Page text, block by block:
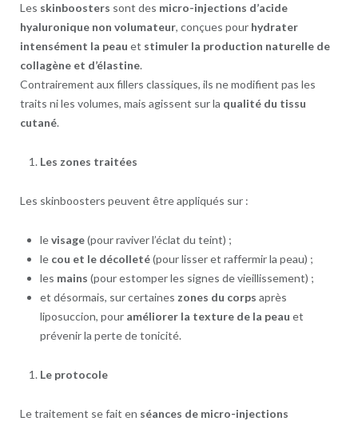
Les skinboosters sont des micro-injections d’acide
hyaluronique non volumateur, conçues pour hydrater
intensément la peau et stimuler la production naturelle de
collagène et d’élastine.
Contrairement aux fillers classiques, ils ne modifient pas les
traits ni les volumes, mais agissent sur la qualité du tissu
cutané.
Les zones traitées
Les skinboosters peuvent être appliqués sur :
levisage(pour raviver l’éclat du teint) ;
le cou et le décolleté(pour lisser et raffermir la peau) ;
les mains (pour estomper les signes de vieillissement) ;
et désormais, sur certaines zones du corps après
liposuccion, pour améliorer la texture de la peau et
prévenir la perte de tonicité.
Le protocole
Le traitement se fait en séances de micro-injections